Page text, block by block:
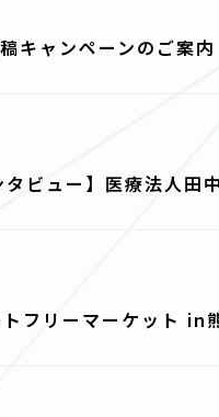
キャンペーンのご案内
ビュー】医療法人田
トフリーマーケット in